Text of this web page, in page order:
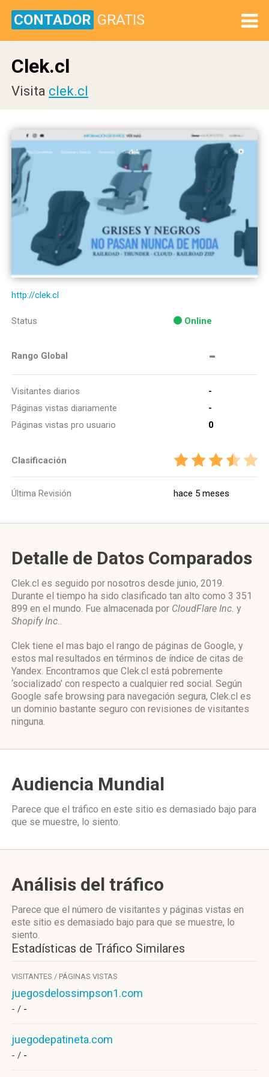
CONTADOR GRATIS
Clek.cl
Visita clek.cl
http://clek.cl
Status Online
Rango Global -
Visitantes diarios
-
Páginas vistas diariamente
-
Páginas vistas pro usuario
0
Clasificación
Última Revisión hace 5 meses
Detalle de Datos Comparados
Clek.cl es seguido por nosotros desde junio, 2019.
Durante el tiempo ha sido clasificado tan alto como 3 351
899 en el mundo. Fue almacenada por CloudFlare Inc. y
Shopify Inc..
Clek tiene el mas bajo el rango de páginas de Google, y
estos mal resultados en términos de índice de citas de
Yandex. Encontramos que Clek.cl está pobremente
‘socializado’ con respecto a cualquier red social. Según
Google safe browsing para navegación segura, Clek.cl es
un dominio bastante seguro con revisiones de visitantes
ninguna.
Audiencia Mundial
Parece que el tráfico en este sitio es demasiado bajo para
que se muestre, lo siento.
Análisis del tráfico
Parece que el número de visitantes y páginas vistas en
este sitio es demasiado bajo para que se muestre, lo
siento.
Estadísticas de Tráfico Similares
VISITANTES / PÁGINAS VISTAS
juegosdelossimpson1.com
- / -
juegodepatineta.com
- / -